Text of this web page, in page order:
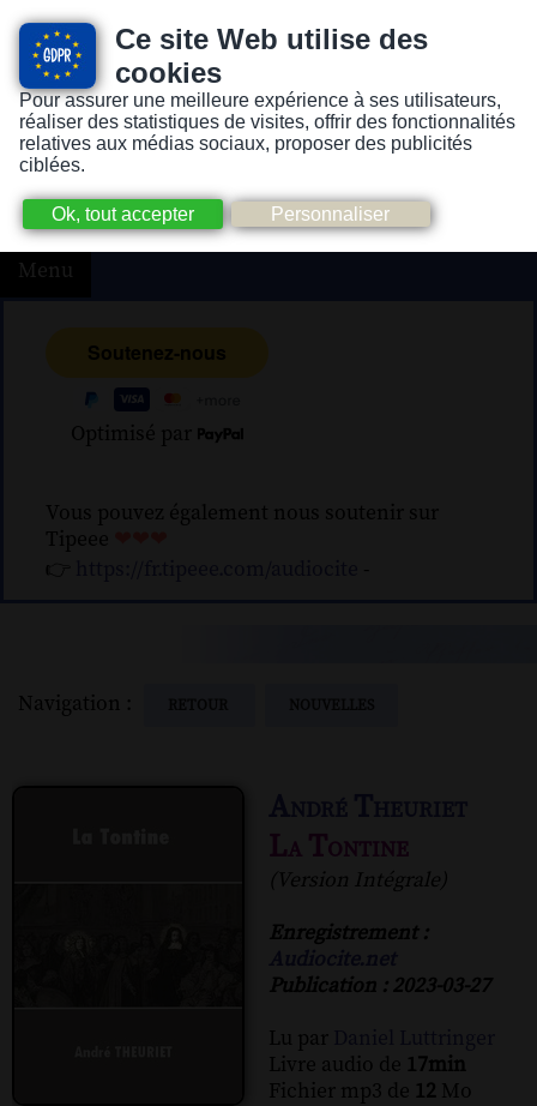
Ce site Web utilise des
cookies
Pour assurer une meilleure expérience à ses utilisateurs,
réaliser des statistiques de visites, offrir des fonctionnalités
relatives aux médias sociaux, proposer des publicités
ciblées.
Version pour personnes mal-voyantes ou non-voyantes
Menu
Optimisé par
Vous pouvez également nous soutenir sur
Tipeee
👉
-
Navigation :
La Tontine
(Version Intégrale)
Enregistrement :
Publication : 2023-03-27
Lu par
Livre audio de 17min
Fichier mp3 de 12 Mo